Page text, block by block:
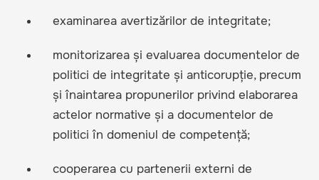
examinarea avertizărilor de integritate;
monitorizarea și evaluarea documentelor de
politici de integritate și anticorupție, precum
și înaintarea propunerilor privind elaborarea
actelor normative și a documentelor de
politici în domeniul de competență;
cooperarea cu partenerii externi de